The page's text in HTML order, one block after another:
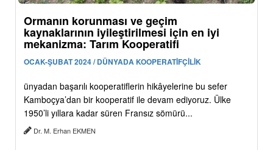
Ormanın korunması ve geçim
kaynaklarının iyileştirilmesi için en iyi
mekanizma: Tarım Kooperatifi
OCAK-ŞUBAT 2024 / DÜNYADA KOOPERATİFÇİLİK
ünyadan başarılı kooperatiflerin hikâyelerine bu sefer
Kamboçya’dan bir kooperatif ile devam ediyoruz. Ülke
1950’li yıllara kadar süren Fransız sömürü...
Dr. M. Erhan EKMEN